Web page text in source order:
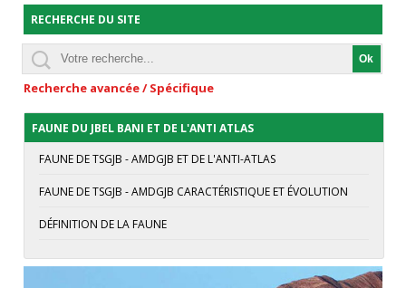
RECHERCHE DU SITE
Recherche avancée / Spécifique
FAUNE DU JBEL BANI ET DE L'ANTI ATLAS
FAUNE DE TSGJB - AMDGJB ET DE L'ANTI-ATLAS
FAUNE DE TSGJB - AMDGJB CARACTÉRISTIQUE ET ÉVOLUTION
DÉFINITION DE LA FAUNE